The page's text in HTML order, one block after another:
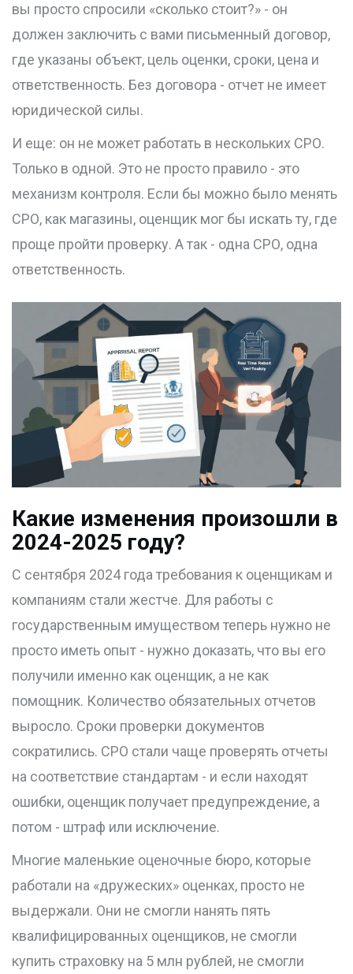
вы просто спросили «сколько стоит?» - он
должен заключить с вами письменный договор,
где указаны объект, цель оценки, сроки, цена и
ответственность. Без договора - отчет не имеет
юридической силы.
И еще: он не может работать в нескольких СРО.
Только в одной. Это не просто правило - это
механизм контроля. Если бы можно было менять
СРО, как магазины, оценщик мог бы искать ту, где
проще пройти проверку. А так - одна СРО, одна
ответственность.
Какие изменения произошли в
2024-2025 году?
С сентября 2024 года требования к оценщикам и
компаниям стали жестче. Для работы с
государственным имуществом теперь нужно не
просто иметь опыт - нужно доказать, что вы его
получили именно как оценщик, а не как
помощник. Количество обязательных отчетов
выросло. Сроки проверки документов
сократились. СРО стали чаще проверять отчеты
на соответствие стандартам - и если находят
ошибки, оценщик получает предупреждение, а
потом - штраф или исключение.
Многие маленькие оценочные бюро, которые
работали на «дружеских» оценках, просто не
выдержали. Они не смогли нанять пять
квалифицированных оценщиков, не смогли
купить страховку на 5 млн рублей, не смогли